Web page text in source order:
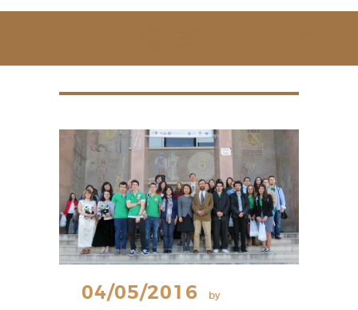
ESTUDAR
NOTÍCIAS
GALERIA
CONTACTOS
04/05/2016 by